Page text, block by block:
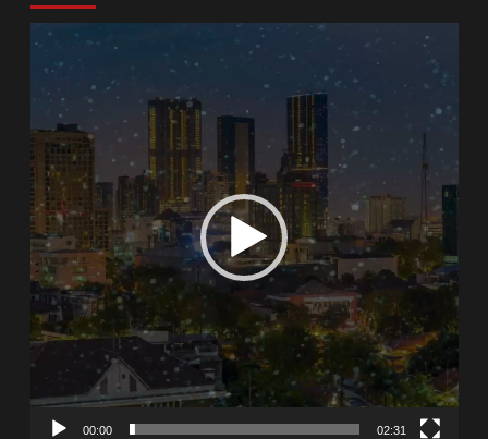
Video
Player
00:00 02:31